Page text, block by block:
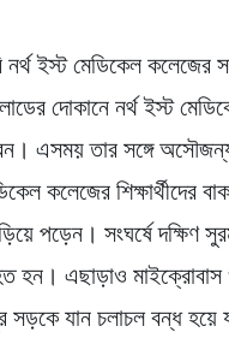
ইস্ট মেডিকেল কলেজের
দোকানে নর্থ ইস্ট
এসময় তার সঙ্গে
কলেজের শিক্ষার্থীদের
পড়েন। সংঘর্ষে দক্ষিণ
হন। এছাড়াও মাইক্রোবাস
সড়কে যান চলাচল বন্ধ হয়ে